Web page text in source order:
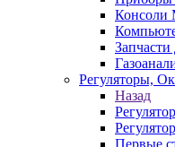
Консоли
Запчасти
Регуляторы,
Назад
Первые